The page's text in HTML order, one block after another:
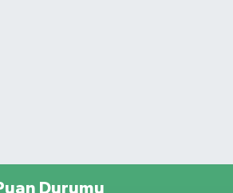
Durumu